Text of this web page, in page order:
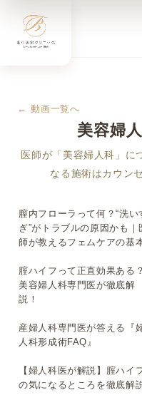
← 動画一覧へ
美容婦
医師が「美容婦人科」に
なる施術はカウン
▶
膣内フローラって何？“洗い
ぎ”がトラブルの原因かも｜
師が教えるフェムケアの基
▶
腟ハイフって正直効果ある？
美容婦人科専門医が徹底解
説！
▶
産婦人科専門医が答える『
人科形成術FAQ』
▶
【婦人科医が解説】腟ハイ
の気になるところを徹底解